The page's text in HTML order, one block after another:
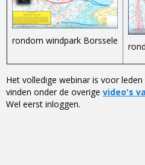
rondom windpark Borssele
Het volledige webinar is voor
vinden onder de overige video's
Wel eerst inloggen.